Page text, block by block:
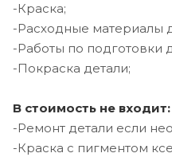
-Краска;
-Расходные материалы
-Работы по подготовки
-Покраска детали;
В стоимость не входит:
-Ремонт детали если
-Краска с пигментом